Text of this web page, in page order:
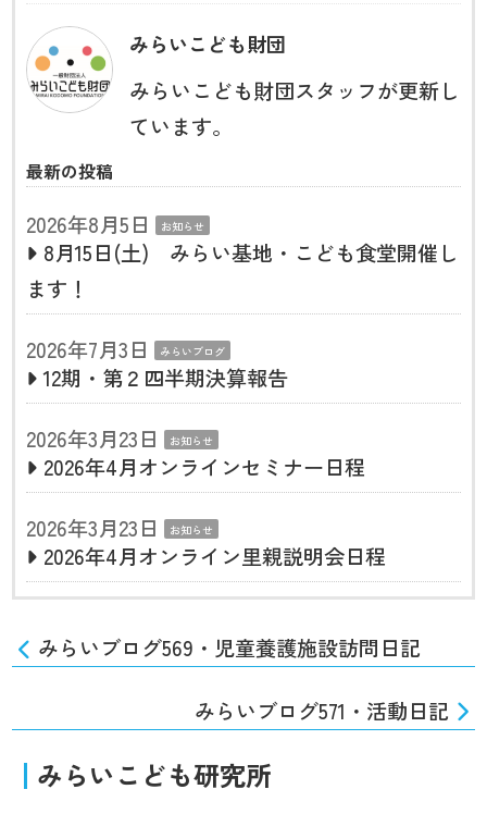
みらいこども財団
みらいこども財団スタッフが更新し
ています。
最新の投稿
2026年8月5日 お知らせ
8月15日(土) みらい基地・こども食堂開催し
ます！
2026年7月3日
みらいブログ
12期・第２四半期決算報告
2026年3月23日
お知らせ
2026年4月オンラインセミナー日程
2026年3月23日
お知らせ
2026年4月オンライン里親説明会日程
みらいブログ569・児童養護施設訪問日記
みらいブログ571・活動日記
みらいこども研究所